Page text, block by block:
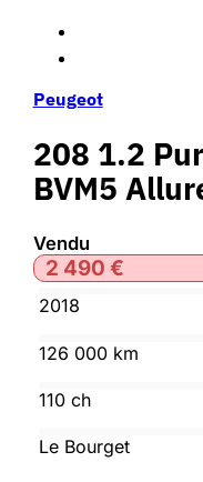
Peugeot
208 1.2
BVM5
Vendu
2 490€
2018
126 000 km
110 ch
Le Bourget